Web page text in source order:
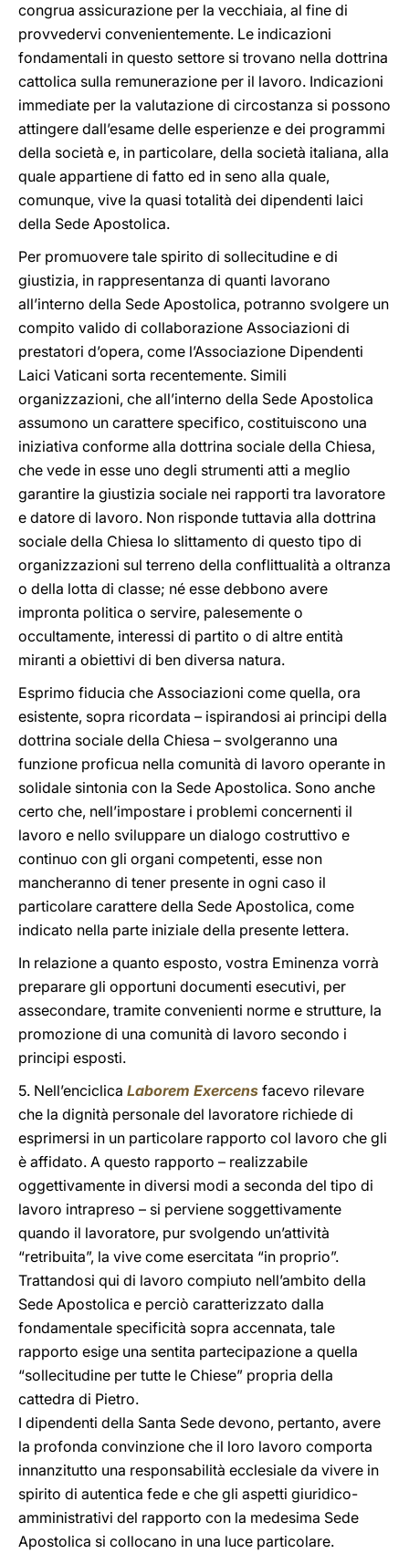
congrua assicurazione per la vecchiaia, al fine di
provvedervi convenientemente. Le indicazioni
fondamentali in questo settore si trovano nella dottrina
cattolica sulla remunerazione per il lavoro. Indicazioni
immediate per la valutazione di circostanza si possono
attingere dall’esame delle esperienze e dei programmi
della società e, in particolare, della società italiana, alla
quale appartiene di fatto ed in seno alla quale,
comunque, vive la quasi totalità dei dipendenti laici
della Sede Apostolica.
Per promuovere tale spirito di sollecitudine e di
giustizia, in rappresentanza di quanti lavorano
all’interno della Sede Apostolica, potranno svolgere un
compito valido di collaborazione Associazioni di
prestatori d’opera, come l’Associazione Dipendenti
Laici Vaticani sorta recentemente. Simili
organizzazioni, che all’interno della Sede Apostolica
assumono un carattere specifico, costituiscono una
iniziativa conforme alla dottrina sociale della Chiesa,
che vede in esse uno degli strumenti atti a meglio
garantire la giustizia sociale nei rapporti tra lavoratore
e datore di lavoro. Non risponde tuttavia alla dottrina
sociale della Chiesa lo slittamento di questo tipo di
organizzazioni sul terreno della conflittualità a oltranza
o della lotta di classe; né esse debbono avere
impronta politica o servire, palesemente o
occultamente, interessi di partito o di altre entità
miranti a obiettivi di ben diversa natura.
Esprimo fiducia che Associazioni come quella, ora
esistente, sopra ricordata – ispirandosi ai principi della
dottrina sociale della Chiesa – svolgeranno una
funzione proficua nella comunità di lavoro operante in
solidale sintonia con la Sede Apostolica. Sono anche
certo che, nell’impostare i problemi concernenti il
lavoro e nello sviluppare un dialogo costruttivo e
continuo con gli organi competenti, esse non
mancheranno di tener presente in ogni caso il
particolare carattere della Sede Apostolica, come
indicato nella parte iniziale della presente lettera.
In relazione a quanto esposto, vostra Eminenza vorrà
preparare gli opportuni documenti esecutivi, per
assecondare, tramite convenienti norme e strutture, la
promozione di una comunità di lavoro secondo i
principi esposti.
5. Nell’enciclica Laborem Exercens facevo rilevare
che la dignità personale del lavoratore richiede di
esprimersi in un particolare rapporto col lavoro che gli
è affidato. A questo rapporto – realizzabile
oggettivamente in diversi modi a seconda del tipo di
lavoro intrapreso – si perviene soggettivamente
quando il lavoratore, pur svolgendo un’attività
“retribuita”, la vive come esercitata “in proprio”.
Trattandosi qui di lavoro compiuto nell’ambito della
Sede Apostolica e perciò caratterizzato dalla
fondamentale specificità sopra accennata, tale
rapporto esige una sentita partecipazione a quella
“sollecitudine per tutte le Chiese” propria della
cattedra di Pietro.
I dipendenti della Santa Sede devono, pertanto, avere
la profonda convinzione che il loro lavoro comporta
innanzitutto una responsabilità ecclesiale da vivere in
spirito di autentica fede e che gli aspetti giuridico-
amministrativi del rapporto con la medesima Sede
Apostolica si collocano in una luce particolare.